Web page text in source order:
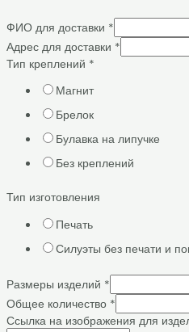
ФИО для доставки *
Адрес для доставки *
Тип креплений *
Магнит
Брелок
Булавка на липучке
Без креплений
Тип изготовления
Печать
Силуэты без печати и
Размеры изделий *
Общее количество *
Ссылка на изображения для